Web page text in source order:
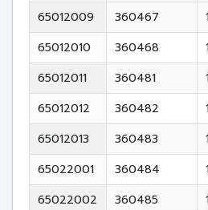
65012009
360467
65012010
360468
65012011
360481
65012012
360482
65012013
360483
65022001
360484
65022002
360485